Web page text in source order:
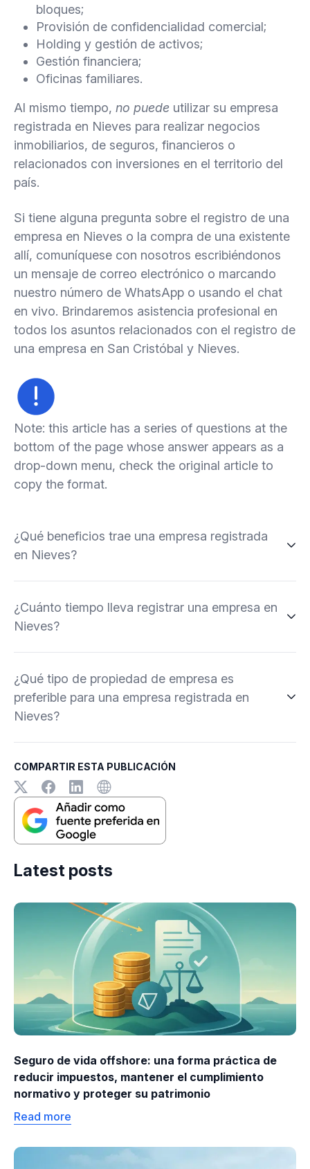
bloques;
Provisión de confidencialidad comercial;
Holding y gestión de activos;
Gestión financiera;
Oficinas familiares.
Al mismo tiempo, no puede utilizar su empresa
registrada en Nieves para realizar negocios
inmobiliarios, de seguros, financieros o
relacionados con inversiones en el territorio del
país.
Si tiene alguna pregunta sobre el registro de una
empresa en Nieves o la compra de una existente
allí, comuníquese con nosotros escribiéndonos
un mensaje de correo electrónico o marcando
nuestro número de WhatsApp o usando el chat
en vivo. Brindaremos asistencia profesional en
todos los asuntos relacionados con el registro de
una empresa en San Cristóbal y Nieves.
Note: this article has a series of questions at the
bottom of the page whose answer appears as a
drop-down menu, check the original article to
copy the format.
¿Qué beneficios trae una empresa registrada
en Nieves?
¿Cuánto tiempo lleva registrar una empresa en
Nieves?
¿Qué tipo de propiedad de empresa es
preferible para una empresa registrada en
Nieves?
COMPARTIR ESTA PUBLICACIÓN
Latest posts
Seguro de vida offshore: una forma práctica de
reducir impuestos, mantener el cumplimiento
normativo y proteger su patrimonio
Read more